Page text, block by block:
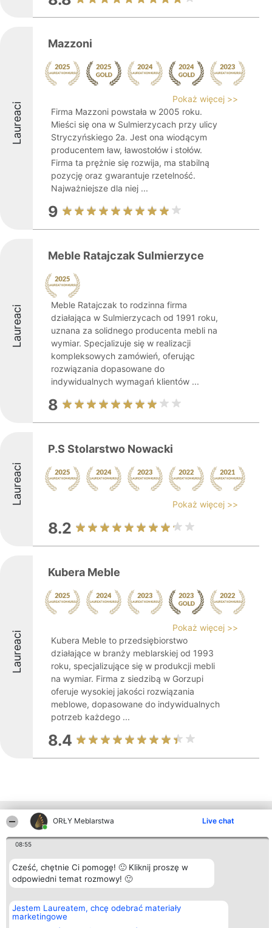
ORŁY Meblarstwa Live chat
08:55
Cześć, chętnie Ci pomogę! 🙂 Kliknij proszę w
odpowiedni temat rozmowy! 🙂
Jestem Laureatem, chcę odebrać materiały
marketingowe
Laureaci
Mazzoni
Pokaż więcej >>
Firma Mazzoni powstała w 2005 roku.
Mieści się ona w Sulmierzycach przy ulicy
Stryczyńskiego 2a. Jest ona wiodącym
producentem ław, ławostołów i stołów.
Firma ta prężnie się rozwija, ma stabilną
pozycję oraz gwarantuje rzetelność.
Najważniejsze dla niej ...
9
Laureaci
Meble Ratajczak Sulmierzyce
Meble Ratajczak to rodzinna firma
działająca w Sulmierzycach od 1991 roku,
uznana za solidnego producenta mebli na
wymiar. Specjalizuje się w realizacji
kompleksowych zamówień, oferując
rozwiązania dopasowane do
indywidualnych wymagań klientów ...
8
Laureaci
P.S Stolarstwo Nowacki
Pokaż więcej >>
8.2
Laureaci
Kubera Meble
Pokaż więcej >>
Kubera Meble to przedsiębiorstwo
działające w branży meblarskiej od 1993
roku, specjalizujące się w produkcji mebli
na wymiar. Firma z siedzibą w Gorzupi
oferuje wysokiej jakości rozwiązania
meblowe, dopasowane do indywidualnych
potrzeb każdego ...
8.4
Inne firmy z województwa
Organizator plebiscytu
Bright Side Solutions sp. z o.
o. sp. k.
ul. Ruska 22
KRS 0000749100 | Regon
381313360 | NIP 8943132676
Plebiscyt
Laureaci
Lista
wszystkich
Zasady
Polityka
Kontakt